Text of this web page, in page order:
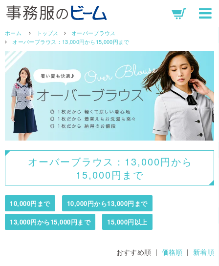
ホーム トップス
オーバーブラウス
オーバーブラウス：13,000円から15,000円まで
オーバーブラウス：13,000円から
15,000円まで
10,000円まで
10,000円から13,000円まで
13,000円から15,000円まで
15,000円以上
おすすめ順 | 価格順 | 新着順